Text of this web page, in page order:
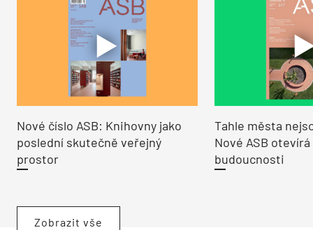
Nové číslo ASB: Knihovny jako
poslední skutečně veřejný
prostor
Tahle města
Nové ASB
budoucnosti
Zobrazit vše